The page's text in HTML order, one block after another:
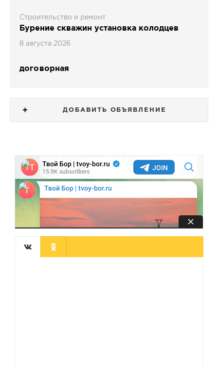
ДОБАВИТЬ ОБЪЯВЛЕНИЕ
Строительство и ремонт
Бурение скважин установка колодцев
8 августа 2026
договорная